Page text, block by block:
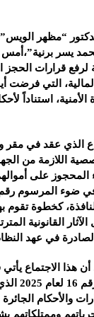
مشروع “شموع
مجموعة “العملاق”
شركة “دلجين قلب
“مظهر
يسر برنية”،أمس
لرفع قرارات الحجز
التي فرضت
استناداً
الذي عقد في مقر
اللازمة من
المحجوز على
كخطوة تقوم
القانونية
في عهد
هذا الاجتماع
مضمون
والأحكام
حرياتهم